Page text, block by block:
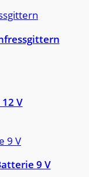
V
9 V